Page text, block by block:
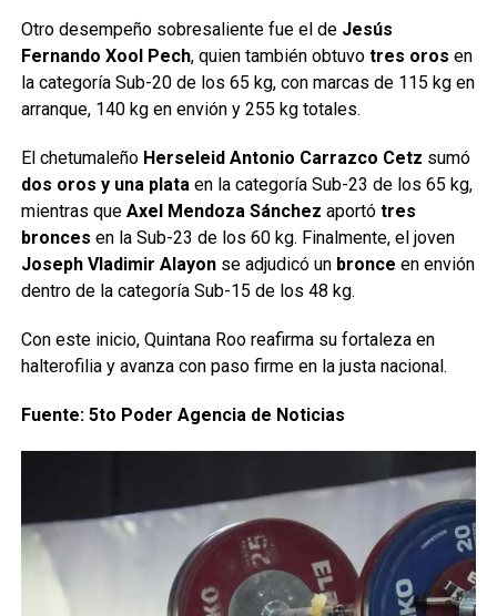
Otro desempeño sobresaliente fue el de Jesús
Fernando Xool Pech, quien también obtuvo tres oros en
la categoría Sub-20 de los 65 kg, con marcas de 115 kg en
arranque, 140 kg en envión y 255 kg totales.
El chetumaleño Herseleid Antonio Carrazco Cetz sumó
dos oros y una plata en la categoría Sub-23 de los 65 kg,
mientras que Axel Mendoza Sánchez aportó tres
bronces en la Sub-23 de los 60 kg. Finalmente, el joven
Joseph Vladimir Alayonse adjudicó un bronce en envión
dentro de la categoría Sub-15 de los 48 kg.
Con este inicio, Quintana Roo reafirma su fortaleza en
halterofilia y avanza con paso firme en la justa nacional.
Fuente: 5to Poder Agencia de Noticias